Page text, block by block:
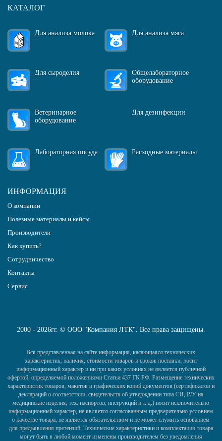
КАТАЛОГ
Для анализа молока Для анализа мяса
Для сыроделия
Общелабораторное
оборудование
Ветеринарное
оборудование
Для дезинфекции
Лабораторная посуда Расходные материалы
ИНФОРМАЦИЯ
О компании
Полезные материалы и кейсы
Производители
Как купить?
Сотрудничество
Контакты
Сервис
2000 - 2026гг. © ООО "Компания ЛТК". Все права защищены.
Вся представленная на сайте информация, касающаяся технических
характеристик, наличия, стоимости товаров и сроков поставки, носит
информационный характер и ни при каких условиях не является публичной
офертой, определяемой положениями Статьи 437 ГК РФ. Размещение технических
характеристик товаров, макетов и графических копий документов (сертификатов и
деклараций о соответствии, свидетельств об утверждении типа СИ, Р/У на
медицинские изделия, тех. паспортов, инструкций и т. д.) носит исключительно
информационный характер, не является согласованным предварительно условием
о качестве товара, не является обязательством и не может служить основанием
для предъявления претензий. Технические характеристики и комплектация товара
могут быть в любой момент изменены производителем без уведомления